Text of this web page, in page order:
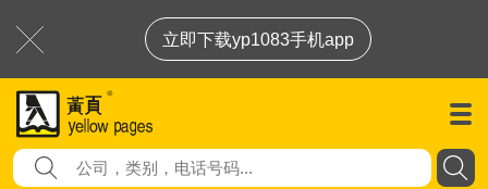
立即下载yp1083手机app